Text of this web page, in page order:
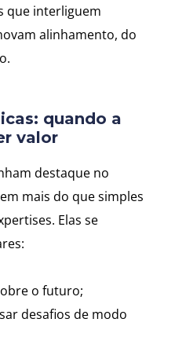
que interliguem
alinhamento, do
quando a
valor
destaque no
mais do que simples
Elas se
o futuro;
desafios de modo